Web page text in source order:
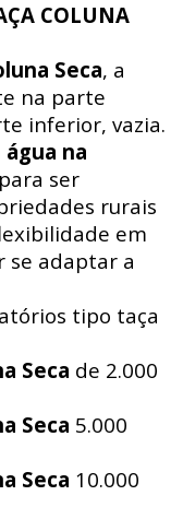
COLUNA
Seca, a
na parte
inferior, vazia.
na
ser
rurais
em
se adaptar a
tipo taça
Seca de 2.000
Seca 5.000
Seca 10.000